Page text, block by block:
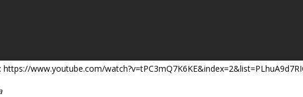
https://www.youtube.com/